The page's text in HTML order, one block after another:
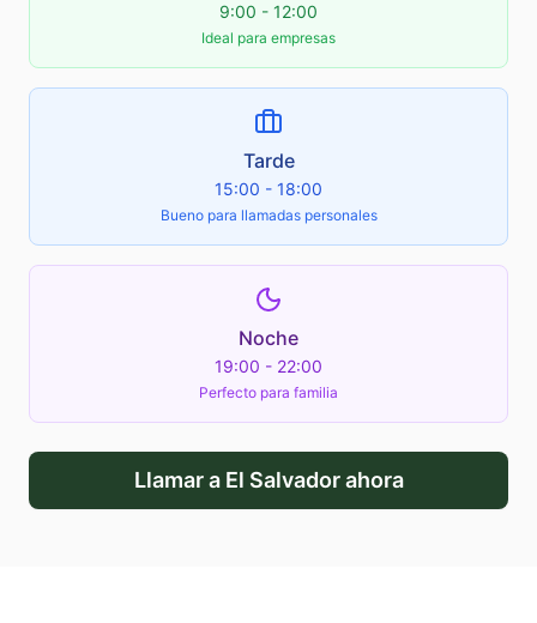
9:00 - 12:00
Ideal para empresas
Tarde
15:00 - 18:00
Bueno para llamadas personales
Noche
19:00 - 22:00
Perfecto para familia
Llamar a El Salvadorahora